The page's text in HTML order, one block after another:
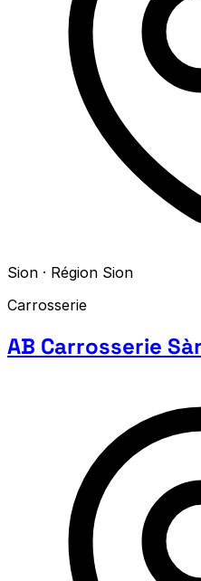
Sion · Région Sion
Carrosserie
AB Carrosserie